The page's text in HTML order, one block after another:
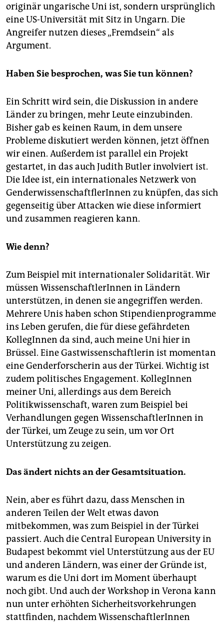
originär ungarische Uni ist, sondern ursprünglich
eine US-Universität mit Sitz in Ungarn. Die
Angreifer nutzen dieses „Fremdsein“ als
Argument.
Haben Sie besprochen, was Sie tun können?
Ein Schritt wird sein, die Diskussion in andere
Länder zu bringen, mehr Leute einzubinden.
Bisher gab es keinen Raum, in dem unsere
Probleme diskutiert werden können, jetzt öffnen
wir einen. Außerdem ist parallel ein Projekt
gestartet, in das auch Judith Butler involviert ist.
Die Idee ist, ein internationales Netzwerk von
GenderwissenschaftflerInnen zu knüpfen, das sich
gegenseitig über Attacken wie diese informiert
und zusammen reagieren kann.
Wie denn?
Zum Beispiel mit internatio­naler Solidarität. Wir
müssen WissenschaftlerInnen in Ländern
unterstützen, in denen sie angegriffen werden.
Mehrere Unis haben schon Stipendienprogramme
ins Leben gerufen, die für diese gefährdeten
KollegInnen da sind, auch meine Uni hier in
Brüssel. Eine Gastwissenschaftlerin ist momentan
eine Genderforscherin aus der Türkei. Wichtig ist
zudem politisches Engagement. KollegInnen
meiner Uni, allerdings aus dem Bereich
Politikwissenschaft, waren zum Beispiel bei
Verhandlungen gegen WissenschaftlerInnen in
der Türkei, um Zeuge zu sein, um vor Ort
Unterstützung zu zeigen.
Das ändert nichts an der Gesamtsituation.
Nein, aber es führt dazu, dass Menschen in
anderen Teilen der Welt etwas davon
mitbekommen, was zum Beispiel in der Türkei
passiert. Auch die Central European University in
Budapest bekommt viel Unterstützung aus der EU
und anderen Ländern, was einer der Gründe ist,
warum es die Uni dort im Moment überhaupt
noch gibt. Und auch der Workshop in Verona kann
nun unter erhöhten Sicherheitsvorkehrungen
stattfinden, nachdem WissenschaftlerInnen